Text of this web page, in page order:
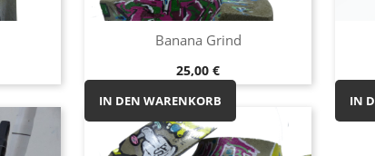
Vorschau
Banana Grind
Preis
25,00 €
IN DEN WARENKORB IN